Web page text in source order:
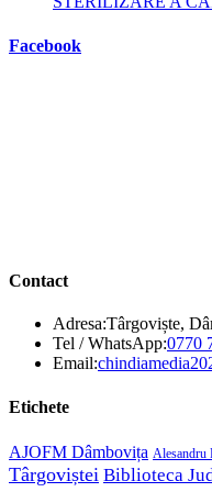
Facebook
Contact
Adresa:Târgoviște,
Tel / WhatsApp:0770
Email:
Etichete
AJOFM Dâmbovița Alesandru
Târgoviștei Biblioteca